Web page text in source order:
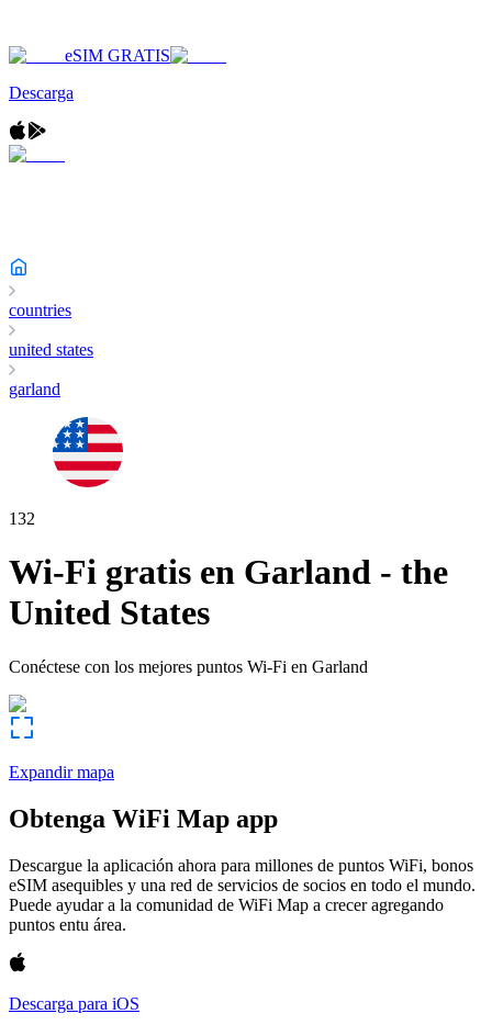
eSIM GRATIS
Descarga
countries
united states
garland
132
Wi-Fi gratis en Garland - the
United States
Conéctese con los mejores puntos Wi-Fi en Garland
Expandir mapa
Obtenga WiFi Map app
Descargue la aplicación ahora para millones de puntos WiFi, bonos
eSIM asequibles y una red de servicios de socios en todo el mundo.
Puede ayudar a la comunidad de WiFi Map a crecer agregando
puntos entu área.
Descarga para iOS